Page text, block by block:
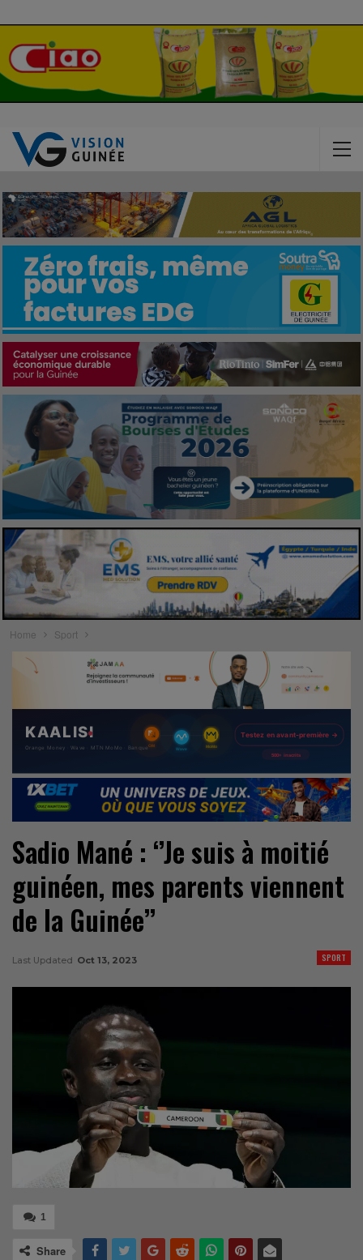
Home Sport
Sadio Mané : ‘’Je suis à moitié
guinéen, mes parents viennent
de la Guinée’’
SPORT
Last Updated Oct 13, 2023
1
Share